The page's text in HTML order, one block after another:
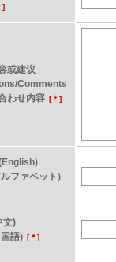
]
或建议
Comments
わせ内容 [＊]
ファベット)
文)
語) [＊]